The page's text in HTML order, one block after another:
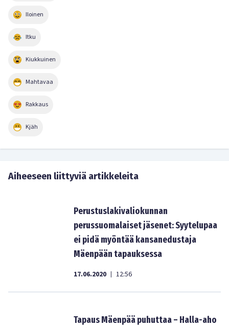
Iloinen
Itku
Kiukkuinen
Mahtavaa
Rakkaus
Kjäh
Aiheeseen liittyviä artikkeleita
Perustuslakivaliokunnan
perussuomalaiset jäsenet: Syytelupaa
ei pidä myöntää kansanedustaja
Mäenpään tapauksessa
17.06.2020 | 12:56
Tapaus Mäenpää puhuttaa – Halla-aho